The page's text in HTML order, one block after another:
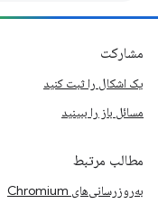
مشارکت
یک اشکال را ثبت کنید
مسائل باز را ببینید
مطالب مرتبط
به‌روزرسانی‌های Chromium